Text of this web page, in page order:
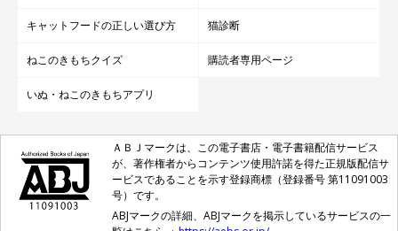
キャットフードの正しい選び方 猫診断
ねこのきもちクイズ 購読者専用ページ
いぬ・ねこのきもちアプリ
ＡＢＪマークは、この電子書店・電子書籍配信サービス
が、著作権者からコンテンツ使用許諾を得た正規版配信サ
ービスであることを示す登録商標（登録番号 第11091003
号）です。
ABJマークの詳細、ABJマークを掲示しているサービスの一